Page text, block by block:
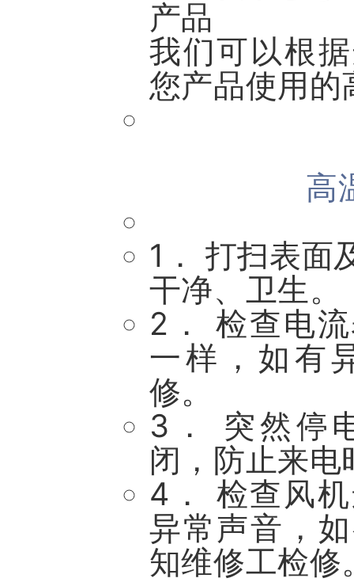
产品
我们可以根
您产品使用的
高
1． 打扫表面
干净、卫生。
2． 检查电
一样，如有
修。
3． 突然停
闭，防止来
4． 检查风
异常声音，
知维修工检修